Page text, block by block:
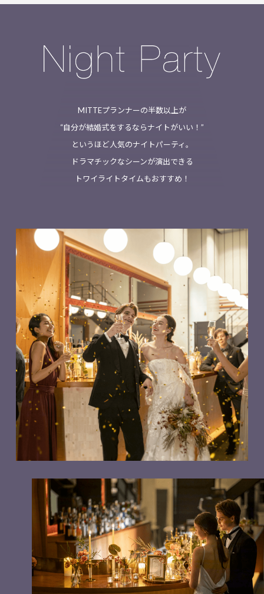
MITTEプランナーの半数以上が
“自分が結婚式をするならナイトがいい！”
というほど人気のナイトパーティ。
ドラマチックなシーンが演出できる
トワイライトタイムもおすすめ！